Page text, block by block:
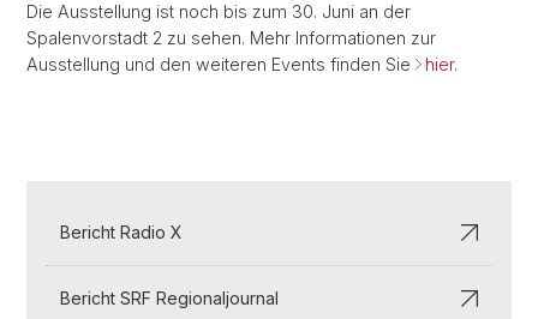
Die Ausstellung ist noch bis zum 30. Juni an der
Spalenvorstadt 2 zu sehen. Mehr Informationen zur
Ausstellung und den weiteren Events finden Sie
hier.
Bericht Radio X
Bericht SRF Regionaljournal